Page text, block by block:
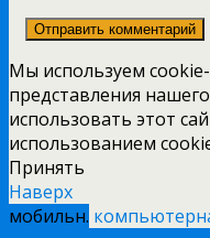
Мы используем
представления
использовать этот
использованием
Принять
Наверх
мобильн.